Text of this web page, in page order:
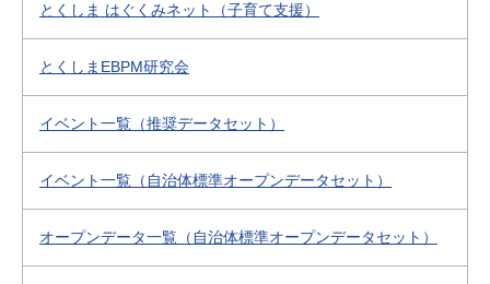
とくしま はぐくみネット（子育て支援）
とくしまEBPM研究会
イベント一覧（推奨データセット）
イベント一覧（自治体標準オープンデータセット）
オープンデータ一覧（自治体標準オープンデータセット）